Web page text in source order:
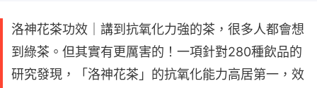
洛神花茶功效｜講到抗氧化力強的茶，很多人都會想
到綠茶。但其實有更厲害的！一項針對280種飲品的
研究發現，「洛神花茶」的抗氧化能力高居第一，效